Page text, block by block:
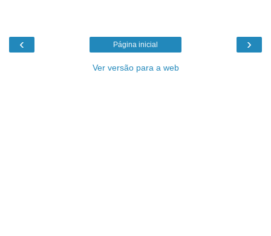
‹ ›
Página inicial
Ver versão para a web